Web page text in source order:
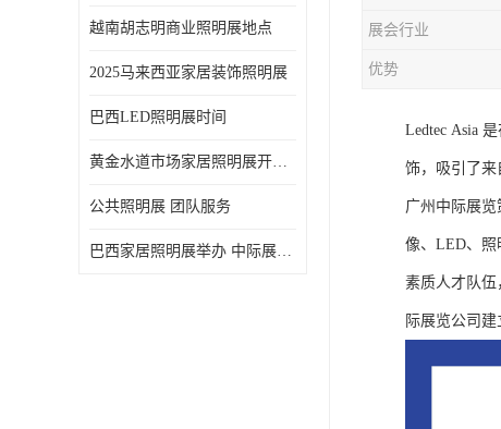
越南胡志明商业照明展地点
2025马来西亚家居装饰照明展
巴西LED照明展时间
黄金水道市场家居照明展开展时间 20年外展服务经验 LED-LIGHT MALAYSIA
公共照明展 团队服务
巴西家居照明展举办 中际展览 20年服务经验
展会行业
优势
Ledtec Asia
饰，吸引了来
广州中际展
像、LED、照
素质人才队伍
际展览公司建